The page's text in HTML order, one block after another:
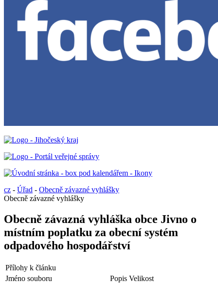
cz - Úřad - Obecně závazné vyhlášky
Obecně závazné vyhlášky
Obecně závazná vyhláška obce Jivno o
místním poplatku za obecní systém
odpadového hospodářství
Přílohy k článku
Jméno souboru
Popis Velikost